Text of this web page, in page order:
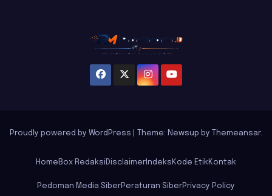
Proudly powered by WordPress Theme: Newsup by Themeansar.
Home Box Redaksi Disclaimer Indeks Kode Etik Kontak
Pedoman Media SiberPeraturan SiberPrivacy Policy